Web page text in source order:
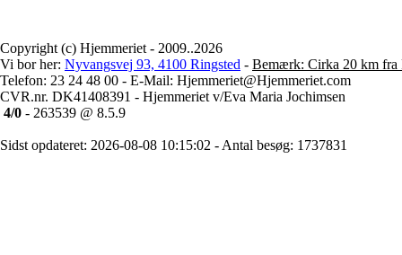
Copyright (c) Hjemmeriet - 2009..2026
Vi bor her: Nyvangsvej 93, 4100 Ringsted - Bemærk: Cirka 20 km fra
Telefon: 23 24 48 00 - E-Mail: Hjemmeriet@Hjemmeriet.com
CVR.nr. DK41408391 - Hjemmeriet v/Eva Maria Jochimsen
4/0 - 263539 @ 8.5.9
Sidst opdateret: 2026-08-08 10:15:02 - Antal besøg: 1737831